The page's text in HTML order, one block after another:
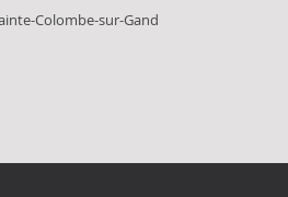
Colombe-sur-Gand